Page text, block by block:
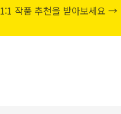
1:1 작품 추천을 받아보세요 →